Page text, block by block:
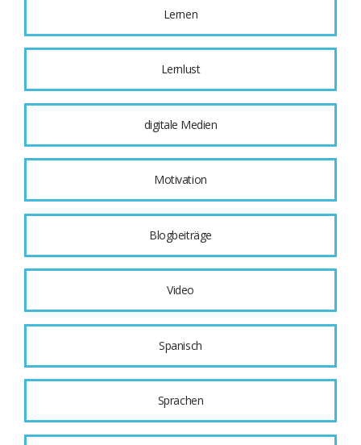
Lernen
Lernlust
digitale Medien
Motivation
Blogbeiträge
Video
Spanisch
Sprachen